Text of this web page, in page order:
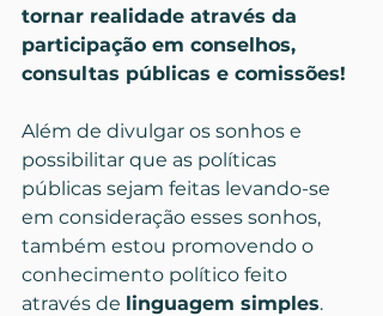
tornar realidade através da
participação em conselhos,
consultas públicas e comissões!
Além de divulgar os sonhos e
possibilitar que as políticas
públicas sejam feitas levando-se
em consideração esses sonhos,
também estou promovendo o
conhecimento político feito
através de linguagem simples.